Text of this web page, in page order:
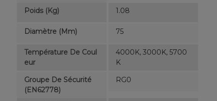
Poids (kg) 1.08
Diamètre (mm) 75
Température De Coul
Eur
4000K, 3000K, 5700
K
Groupe De Sécurité
(EN62778)
RG0